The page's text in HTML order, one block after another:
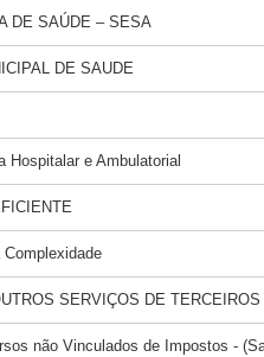
DE SAÚDE – SESA
DE SAUDE
Hospitalar e Ambulatorial
SERVIÇOS DE
não Vinculados de Impostos -